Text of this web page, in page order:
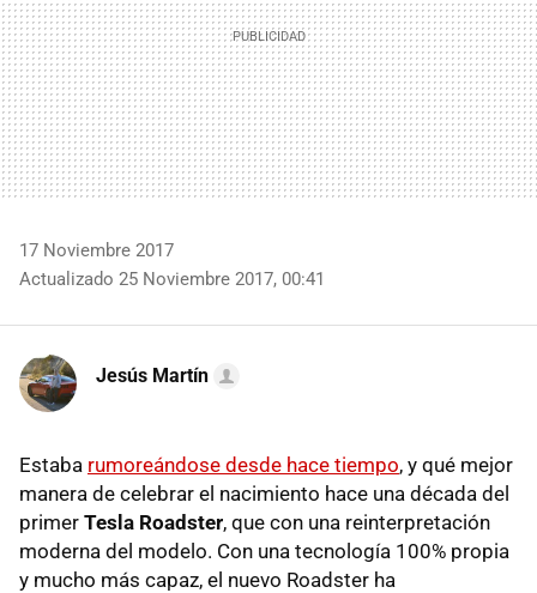
17 Noviembre 2017
Actualizado 25 Noviembre 2017, 00:41
Jesús Martín
Estaba rumoreándose desde hace tiempo, y qué mejor
manera de celebrar el nacimiento hace una década del
primer Tesla Roadster, que con una reinterpretación
moderna del modelo. Con una tecnología 100% propia
y mucho más capaz, el nuevo Roadster ha